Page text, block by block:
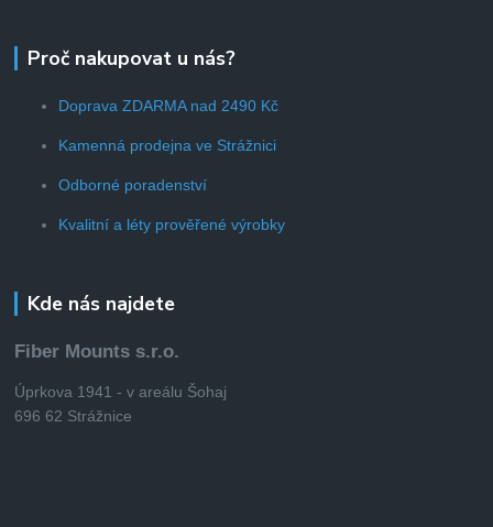
Proč nakupovat u nás?
Doprava ZDARMA nad 2490 Kč
Kamenná prodejna ve Strážnici
Odborné poradenství
Kvalitní a léty prověřené výrobky
Kde nás najdete
Fiber Mounts s.r.o.
Úprkova 1941 - v areálu Šohaj
696 62 Strážnice